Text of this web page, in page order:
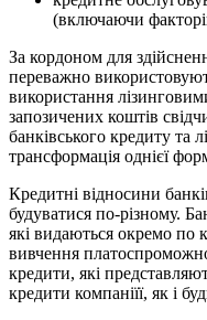
(включаючи
За кордоном для
переважно
використання
запозичених коштів
банківського кредиту та
трансформація однієї
Кредитні відносини
будуватися по-різному.
які видаються окремо по
вивчення
кредити, які
кредити компаніїї, як і